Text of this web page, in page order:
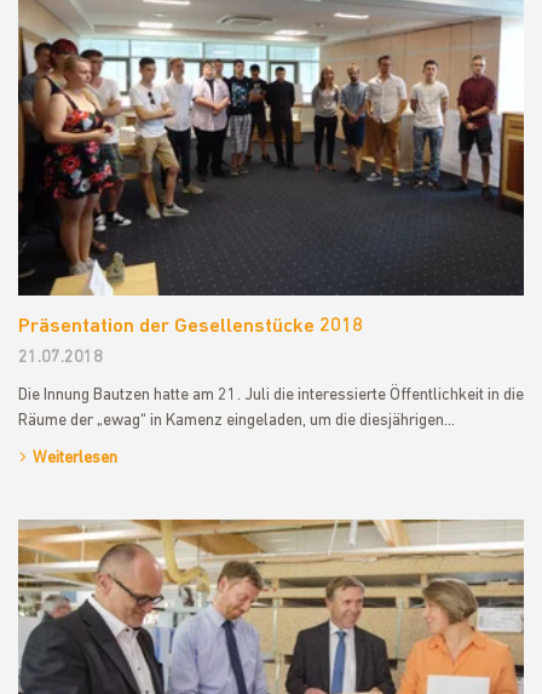
Präsentation der Gesellenstücke 2018
21.07.2018
Die Innung Bautzen hatte am 21. Juli die interessierte Öffentlichkeit in die
Räume der „ewag“ in Kamenz eingeladen, um die diesjährigen…
Weiterlesen